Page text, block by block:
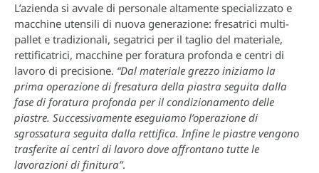
L’azienda si avvale di personale altamente specializzato e
macchine utensili di nuova generazione: fresatrici multi-
pallet e tradizionali, segatrici per il taglio del materiale,
rettificatrici, macchine per foratura profonda e centri di
lavoro di precisione. “Dal materiale grezzo iniziamo la
prima operazione di fresatura della piastra seguita dalla
fase di foratura profonda per il condizionamento delle
piastre. Successivamente eseguiamo l’operazione di
sgrossatura seguita dalla rettifica. Infine le piastre vengono
trasferite ai centri di lavoro dove affrontano tutte le
lavorazioni di finitura”.